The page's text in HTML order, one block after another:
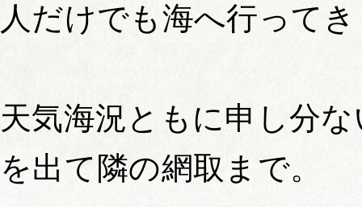
人だけでも海へ行って
天気海況ともに申し分
を出て隣の網取まで。